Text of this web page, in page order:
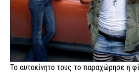
To αυτοκίνητο τους το παραχώρησε η